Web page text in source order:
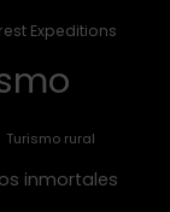
Expeditions
Turismo rural
inmortales